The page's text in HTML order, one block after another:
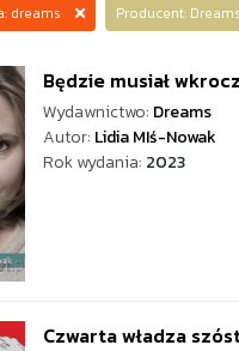
dreams Producent:
Będzie musiał
Wydawnictwo: Dreams
Autor: Lidia MIś-Nowak
Rok wydania: 2023
Czwarta władza